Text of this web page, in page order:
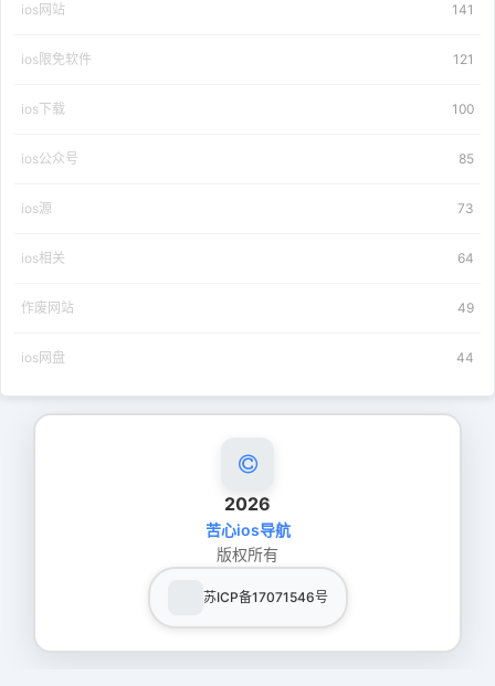
ios网站 141
ios限免软件 121
ios下载 100
ios公众号 85
ios源 73
ios相关 64
作废网站 49
ios网盘 44
2026
苦心ios导航
版权所有
苏ICP备17071546号